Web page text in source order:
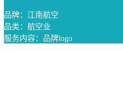
品牌：江南航空
品类：航空业
服务内容：品牌logo